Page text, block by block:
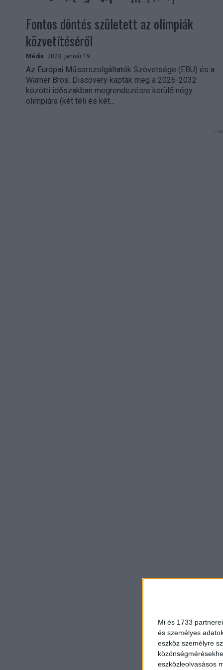
Mi és 1733
és személyes
eszköz személyre
eszközleolvasásos
Fontos döntés született az olimpiák
közvetítéséről
Média 2023. január 19.
Az Európai Műsorszolgáltatók Szövetsége (EBU) és a
Warner Bros. Discovery kapták meg a 2026-2032
közötti időszakban megrendezésre kerülő négy
olimpiára (két téli és két...
-